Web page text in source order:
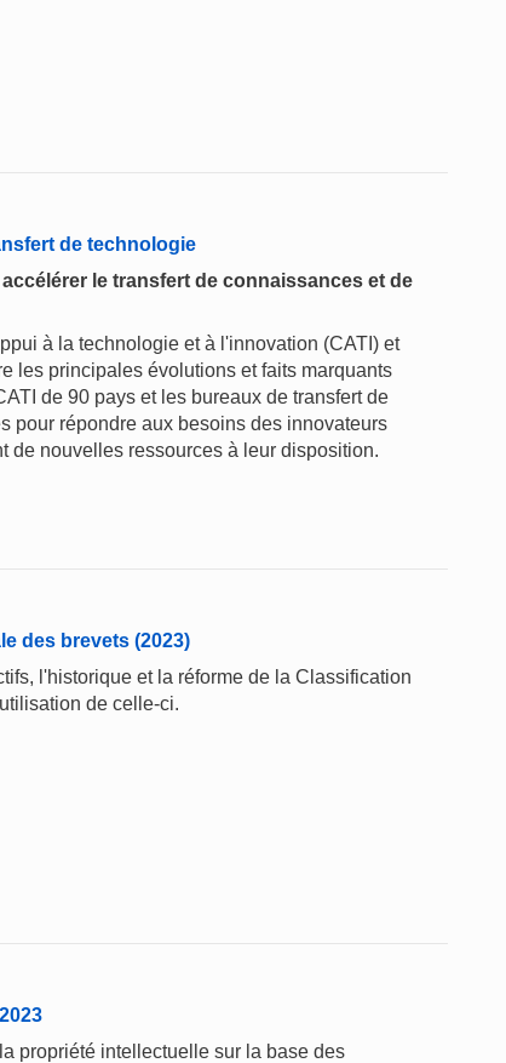
de technologie
le transfert de connaissances et de
à la technologie et à l'innovation (CATI) et
les principales évolutions et faits marquants
de 90 pays et les bureaux de transfert de
pour répondre aux besoins des innovateurs
de nouvelles ressources à leur disposition.
des brevets (2023)
l'historique et la réforme de la Classification
de celle-ci.
propriété intellectuelle sur la base des